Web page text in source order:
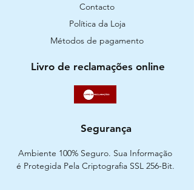
Contacto
Política da Loja
Métodos de pagamento
Livro de reclamações online
Segurança
Ambiente 100% Seguro. Sua Informação
é Protegida Pela Criptografia SSL 256-Bit.